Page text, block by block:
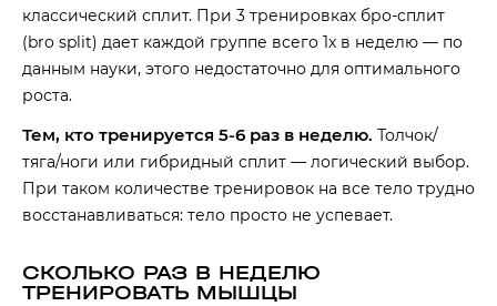
классический сплит. При 3 тренировках бро-сплит
(bro split) дает каждой группе всего 1x в неделю — по
данным науки, этого недостаточно для оптимального
роста.
Тем, кто тренируется 5-6 раз в неделю. Толчок/
тяга/ноги или гибридный сплит — логический выбор.
При таком количестве тренировок на все тело трудно
восстанавливаться: тело просто не успевает.
СКОЛЬКО РАЗ В НЕДЕЛЮ
ТРЕНИРОВАТЬ МЫШЦЫ